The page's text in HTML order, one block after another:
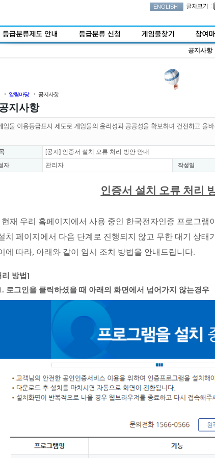
ENGLISH :
공지사항
알림마당 공지사항
지사항
[공지] 인증서 설치 오류 처리 방안 안내
자 관리자 작성일
인증서 설치 오류 처리
재 우리 홈페이지에서 사용 중인 한국전자인증 프로그램
치 페이지에서 다음 단계로 진행되지 않고 무한 대기 상태
에 따라, 아래와 같이 임시 조치 방법을 안내드립니다.
방법]
로그인을 클릭하셨을 때 아래의 화면에서 넘어가지 않는경우